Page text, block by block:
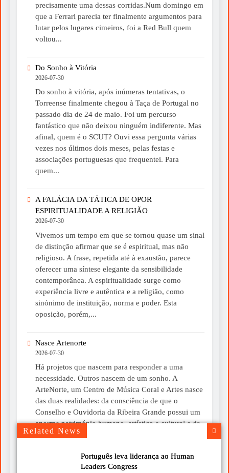
Related News
Português leva liderança ao Human
Leaders Congress
precisamente uma dessas corridas.Num domingo em
que a Ferrari parecia ter finalmente argumentos para
lutar pelos lugares cimeiros, foi a Red Bull quem
voltou...
Do Sonho à Vitória
2026-07-30
Do sonho à vitória, após inúmeras tentativas, o
Torreense finalmente chegou à Taça de Portugal no
passado dia de 24 de maio. Foi um percurso
fantástico que não deixou ninguém indiferente. Mas
afinal, quem é o SCUT? Ouvi essa pergunta várias
vezes nos últimos dois meses, pelas festas e
associações portuguesas que frequentei. Para
quem...
A FALÁCIA DA TÁTICA DE OPOR
ESPIRITUALIDADE A RELIGIÃO
2026-07-30
Vivemos um tempo em que se tornou quase um sinal
de distinção afirmar que se é espiritual, mas não
religioso. A frase, repetida até à exaustão, parece
oferecer uma síntese elegante da sensibilidade
contemporânea. A espiritualidade surge como
experiência livre e autêntica e a religião, como
sinónimo de instituição, norma e poder. Esta
oposição, porém,...
Nasce Artenorte
2026-07-30
Há projetos que nascem para responder a uma
necessidade. Outros nascem de um sonho. A
ArteNorte, um Centro de Música Coral e Artes nasce
das duas realidades: da consciência de que o
Conselho e Ouvidoria da Ribeira Grande possui um
enorme património humano, artístico e cultural e da
convicção de que esse património merece ser...
Um livro para ler devagar neste verão